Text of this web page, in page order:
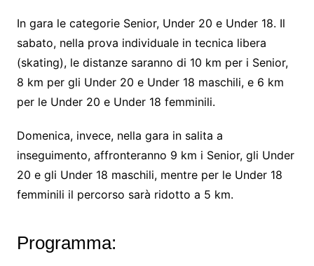
In gara le categorie Senior, Under 20 e Under 18. Il
sabato, nella prova individuale in tecnica libera
(skating), le distanze saranno di 10 km per i Senior,
8 km per gli Under 20 e Under 18 maschili, e 6 km
per le Under 20 e Under 18 femminili.
Domenica, invece, nella gara in salita a
inseguimento, affronteranno 9 km i Senior, gli Under
20 e gli Under 18 maschili, mentre per le Under 18
femminili il percorso sarà ridotto a 5 km.
Programma: